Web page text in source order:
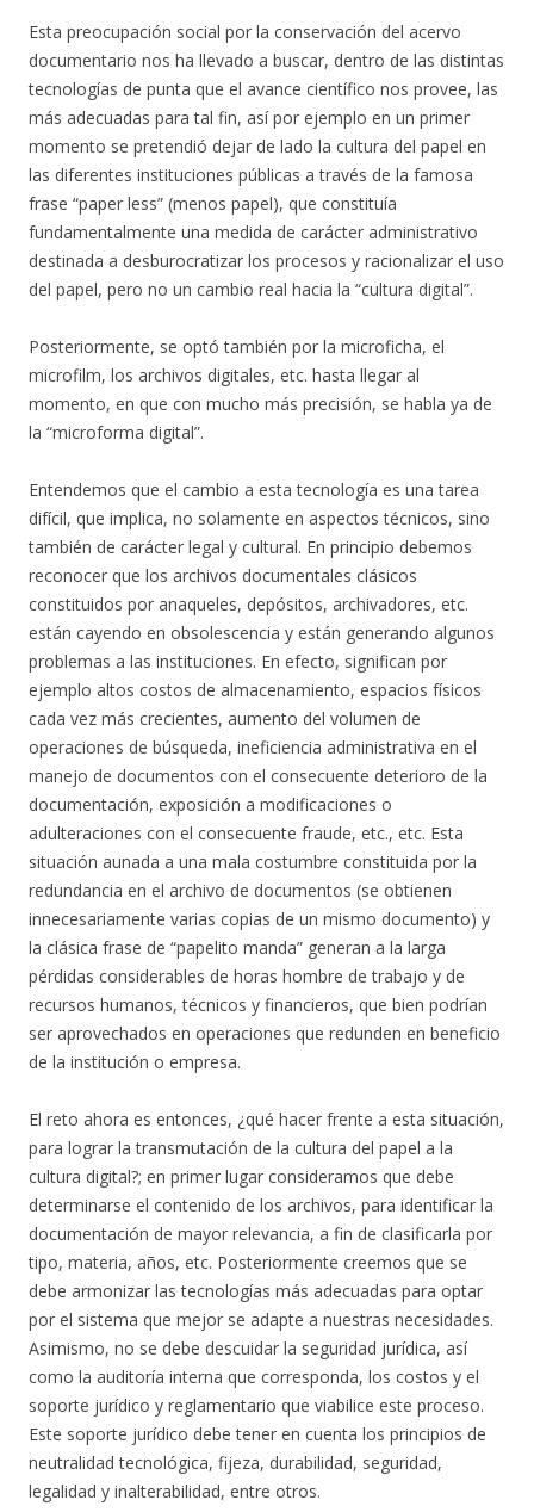
Esta preocupación social por la conservación del acervo
documentario nos ha llevado a buscar, dentro de las distintas
tecnologías de punta que el avance científico nos provee, las
más adecuadas para tal fin, así por ejemplo en un primer
momento se pretendió dejar de lado la cultura del papel en
las diferentes instituciones públicas a través de la famosa
frase “paper less” (menos papel), que constituía
fundamentalmente una medida de carácter administrativo
destinada a desburocratizar los procesos y racionalizar el uso
del papel, pero no un cambio real hacia la “cultura digital”.
Posteriormente, se optó también por la microficha, el
microfilm, los archivos digitales, etc. hasta llegar al
momento, en que con mucho más precisión, se habla ya de
la “microforma digital”.
Entendemos que el cambio a esta tecnología es una tarea
difícil, que implica, no solamente en aspectos técnicos, sino
también de carácter legal y cultural. En principio debemos
reconocer que los archivos documentales clásicos
constituidos por anaqueles, depósitos, archivadores, etc.
están cayendo en obsolescencia y están generando algunos
problemas a las instituciones. En efecto, significan por
ejemplo altos costos de almacenamiento, espacios físicos
cada vez más crecientes, aumento del volumen de
operaciones de búsqueda, ineficiencia administrativa en el
manejo de documentos con el consecuente deterioro de la
documentación, exposición a modificaciones o
adulteraciones con el consecuente fraude, etc., etc. Esta
situación aunada a una mala costumbre constituida por la
redundancia en el archivo de documentos (se obtienen
innecesariamente varias copias de un mismo documento) y
la clásica frase de “papelito manda” generan a la larga
pérdidas considerables de horas hombre de trabajo y de
recursos humanos, técnicos y financieros, que bien podrían
ser aprovechados en operaciones que redunden en beneficio
de la institución o empresa.
El reto ahora es entonces, ¿qué hacer frente a esta situación,
para lograr la transmutación de la cultura del papel a la
cultura digital?; en primer lugar consideramos que debe
determinarse el contenido de los archivos, para identificar la
documentación de mayor relevancia, a fin de clasificarla por
tipo, materia, años, etc. Posteriormente creemos que se
debe armonizar las tecnologías más adecuadas para optar
por el sistema que mejor se adapte a nuestras necesidades.
Asimismo, no se debe descuidar la seguridad jurídica, así
como la auditoría interna que corresponda, los costos y el
soporte jurídico y reglamentario que viabilice este proceso.
Este soporte jurídico debe tener en cuenta los principios de
neutralidad tecnológica, fijeza, durabilidad, seguridad,
legalidad y inalterabilidad, entre otros.